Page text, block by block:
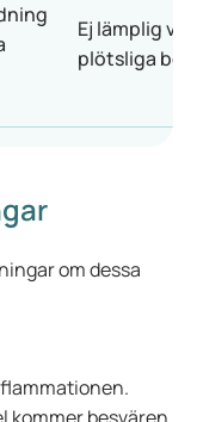
Ej lämplig vid
plötsliga
om dessa